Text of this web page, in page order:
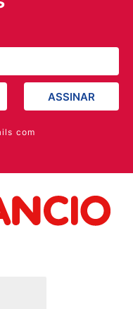
ASSINAR
com